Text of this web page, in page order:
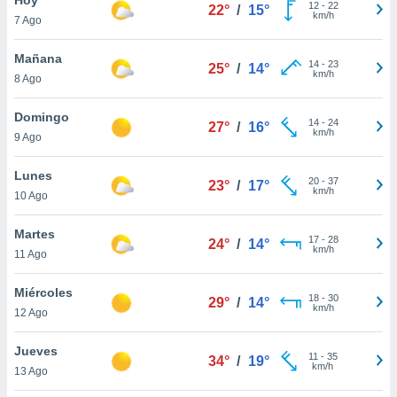
en
más
nuestra
de
cookies
aceptar
7 Ago
22° / 15° 12- 22
km/h
Mañana
8 Ago
25° / 14° 14- 23
km/h
Domingo
9 Ago
27° / 16° 14- 24
km/h
Lunes
10 Ago
23° / 17° 20- 37
km/h
Martes
11 Ago
24° / 14° 17- 28
km/h
Miércoles
12 Ago
29° / 14° 18- 30
km/h
Jueves
13 Ago
34° / 19° 11 - 35
km/h